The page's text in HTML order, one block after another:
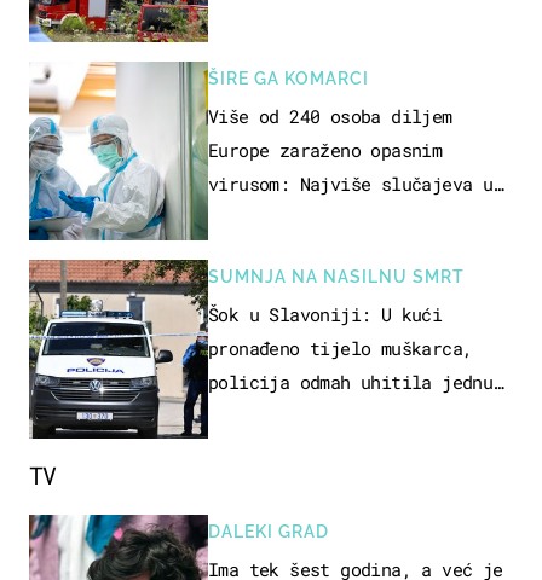
ŠIRE GA KOMARCI
Više od 240 osoba diljem
Europe zaraženo opasnim
virusom: Najviše slučajeva u
SUMNJA NA NASILNU SMRT
Šok u Slavoniji: U kući
pronađeno tijelo muškarca,
policija odmah uhitila jednu
TV
DALEKI GRAD
Ima tek šest godina, a već je